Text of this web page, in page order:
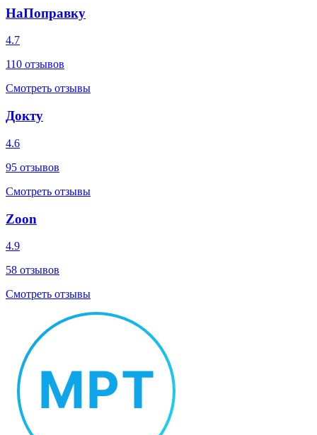
НаПоправку
4.7
110 отзывов
Смотреть отзывы
Докту
4.6
95 отзывов
Смотреть отзывы
Zoon
4.9
58 отзывов
Смотреть отзывы